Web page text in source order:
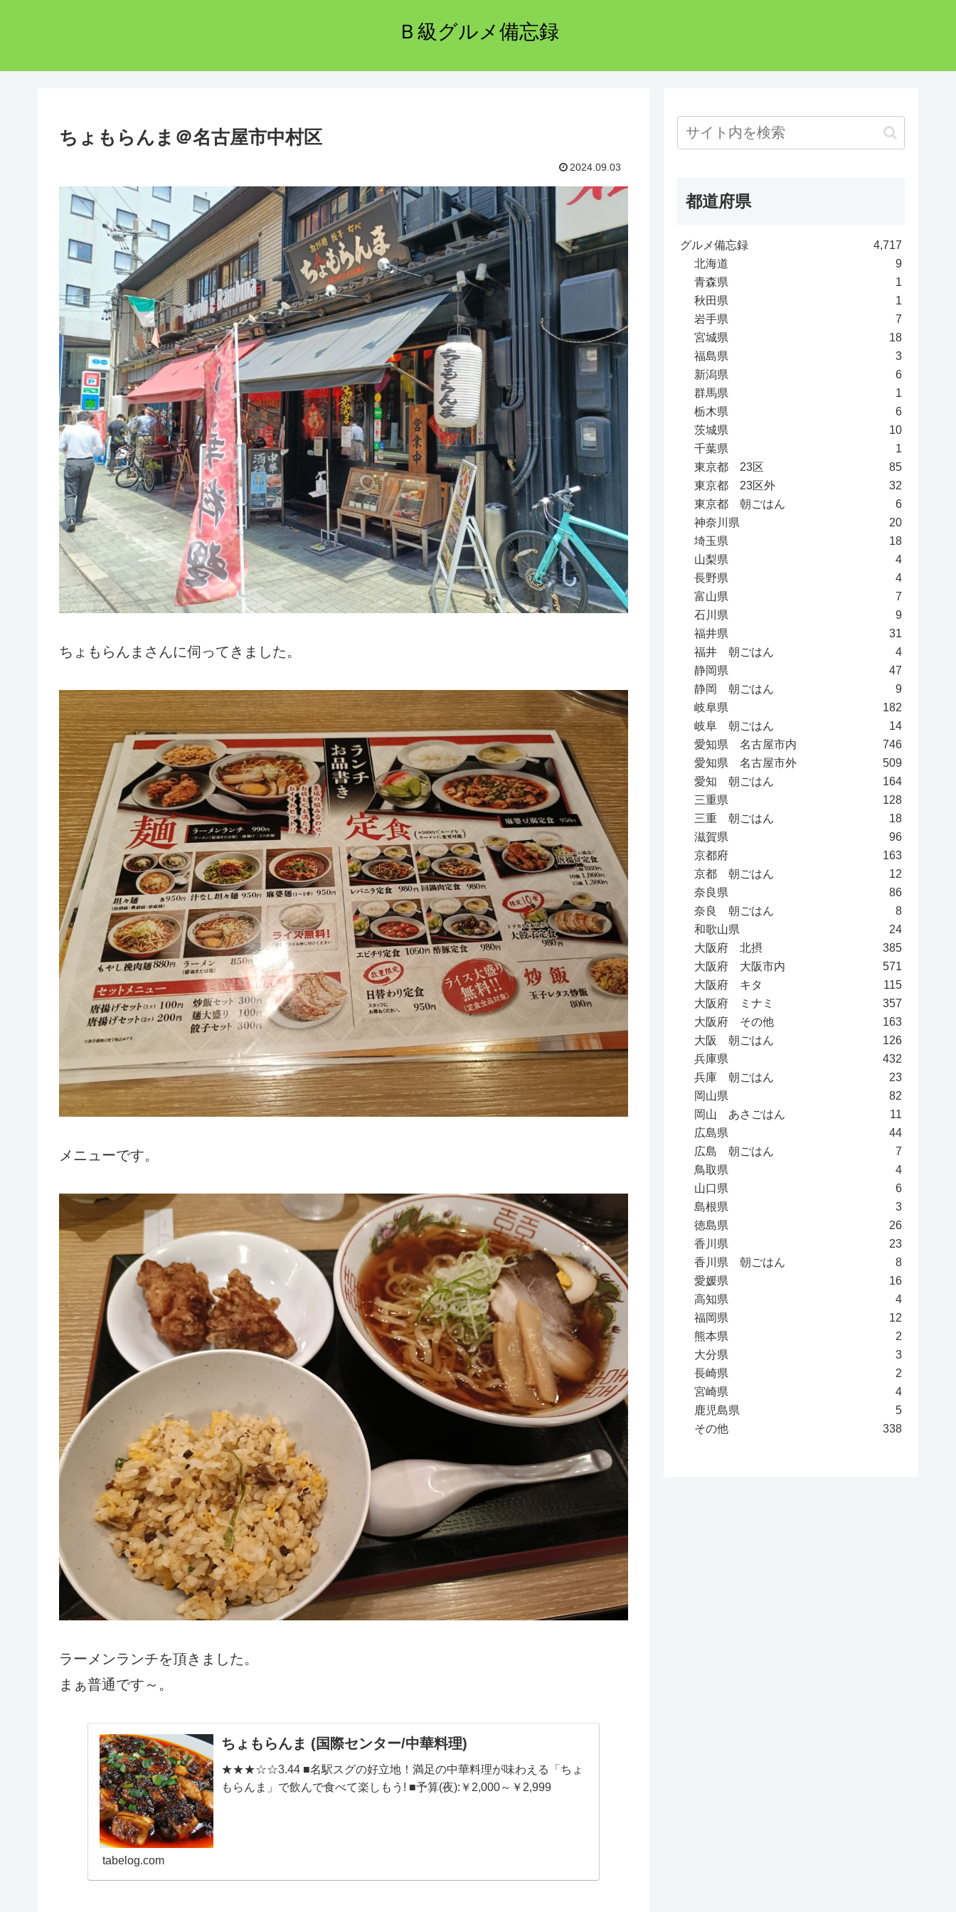
Ｂ級グルメ備忘録
ちょもらんま＠名古屋市中村区
2024.09.03
ちょもらんまさんに伺ってきました。
メニューです。
ラーメンランチを頂きました。
まぁ普通です～。
ちょもらんま (国際センター/中華料理)
★★★☆☆3.44 ■名駅スグの好立地！満足の中華料理が味わえる「ちょ
もらんま」で飲んで食べて楽しもう! ■予算(夜):￥2,000～￥2,999
tabelog.com
都道府県
グルメ備忘録
4,717
北海道
9
青森県
1
秋田県
1
岩手県
7
宮城県
18
福島県
3
新潟県
6
群馬県
1
栃木県
6
茨城県
10
千葉県
1
東京都 23区
85
東京都 23区外
32
東京都 朝ごはん
6
神奈川県
20
埼玉県
18
山梨県
4
長野県
4
富山県
7
石川県
9
福井県
31
福井 朝ごはん
4
静岡県
47
静岡 朝ごはん
9
岐阜県
182
岐阜 朝ごはん
14
愛知県 名古屋市内
746
愛知県 名古屋市外
509
愛知 朝ごはん
164
三重県
128
三重 朝ごはん
18
滋賀県
96
京都府
163
京都 朝ごはん
12
奈良県
86
奈良 朝ごはん
8
和歌山県
24
大阪府 北摂
385
大阪府 大阪市内
571
大阪府 キタ
115
大阪府 ミナミ
357
大阪府 その他
163
大阪 朝ごはん
126
兵庫県
432
兵庫 朝ごはん
23
岡山県
82
岡山 あさごはん
11
広島県
44
広島 朝ごはん
7
鳥取県
4
山口県
6
島根県
3
徳島県
26
香川県
23
香川県 朝ごはん
8
愛媛県
16
高知県
4
福岡県
12
熊本県
2
大分県
3
長崎県
2
宮崎県
4
鹿児島県
5
その他
338